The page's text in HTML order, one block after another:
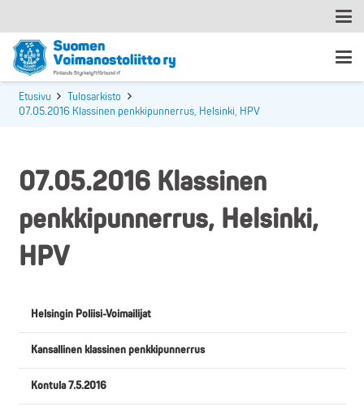
Etusivu
Tulosarkisto
07.05.2016 Klassinen penkkipunnerrus, Helsinki, HPV
07.05.2016 Klassinen
penkkipunnerrus, Helsinki,
HPV
Helsingin Poliisi-Voimailijat
Kansallinen klassinen penkkipunnerrus
Kontula 7.5.2016